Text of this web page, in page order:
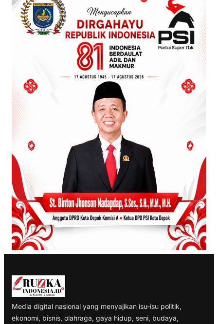
Media digital nasional yang menyajikan isu-isu politik,
ekonomi, bisnis, olahraga, gaya hidup, seni, budaya,